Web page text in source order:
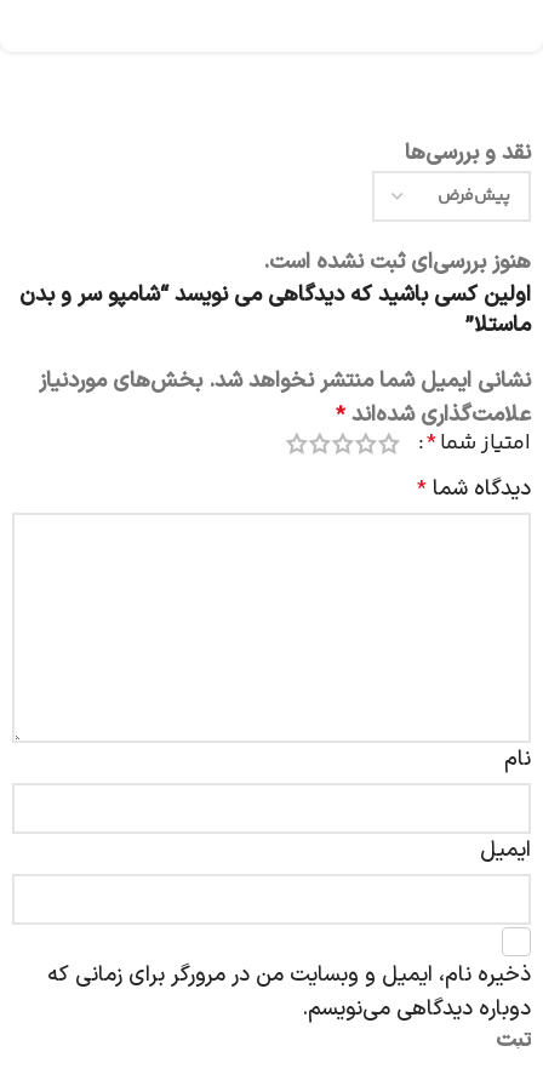
نقد و بررسی‌ها
هنوز بررسی‌ای ثبت نشده است.
اولین کسی باشید که دیدگاهی می نویسد “شامپو سر و بدن
ماستلا”
نشانی ایمیل شما منتشر نخواهد شد. بخش‌های موردنیاز
علامت‌گذاری شده‌اند *
امتیاز شما*
دیدگاه شما *
نام
ایمیل
ذخیره نام، ایمیل و وبسایت من در مرورگر برای زمانی که
دوباره دیدگاهی می‌نویسم.